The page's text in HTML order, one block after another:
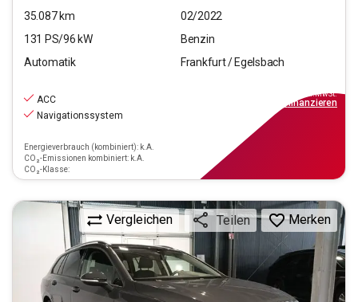
35.087km
02/2022
131 PS/96 kW
Benzin
Automatik
Frankfurt / Egelsbach
ACC
Navigationssystem
Energieverbrauch (kombiniert): k.A.
CO₂-Emissionen kombiniert: k.A.
CO₂-Klasse:
inkl.MwSt.
finanzieren
Vergleichen Teilen Merken